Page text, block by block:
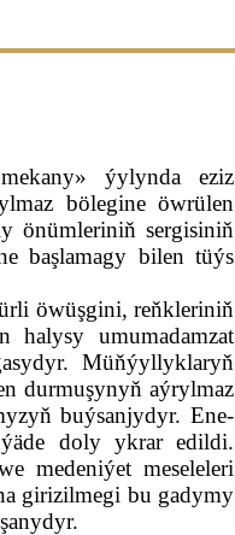
ýylynda eziz
bölegine öwrülen
önümleriniň sergisiniň
başlamagy bilen tüýs
öwüşgini, reňkleriniň
halysy umumadamzat
Müňýyllyklaryň
durmuşynyň aýrylmaz
buýsanjydyr. Ene-
doly ykrar edildi.
medeniýet meseleleri
girizilmegi bu gadymy